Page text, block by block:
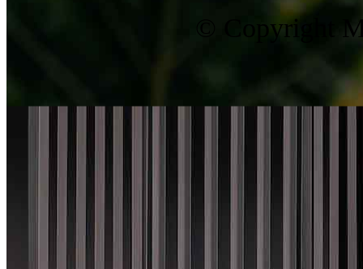
© Copyright